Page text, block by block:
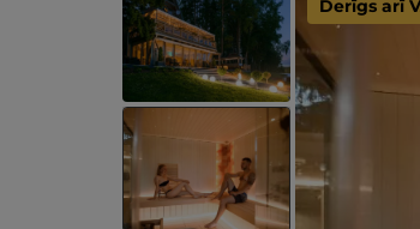
Derīgs arī